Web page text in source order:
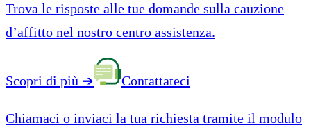
Trova le risposte alle tue domande sulla cauzione
d’affitto nel nostro centro assistenza.
Scopri di più ➔ Contattateci
Chiamaci o inviaci la tua richiesta tramite il modulo